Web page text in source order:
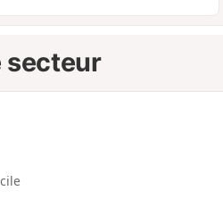
secteur